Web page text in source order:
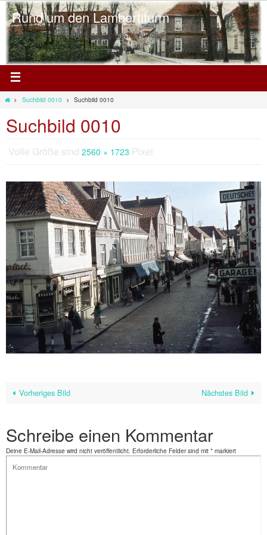
Rund um den Lambertiturm
Die Internet-Seite über das historische Aurich
Suchbild 0010 Suchbild 0010
Suchbild 0010
Volle Größe sind 2560 × 1723 Pixel
Vorheriges Bild Nächstes Bild
Schreibe einen Kommentar
Deine E-Mail-Adresse wird nicht veröffentlicht. Erforderliche Felder sind mit * markiert